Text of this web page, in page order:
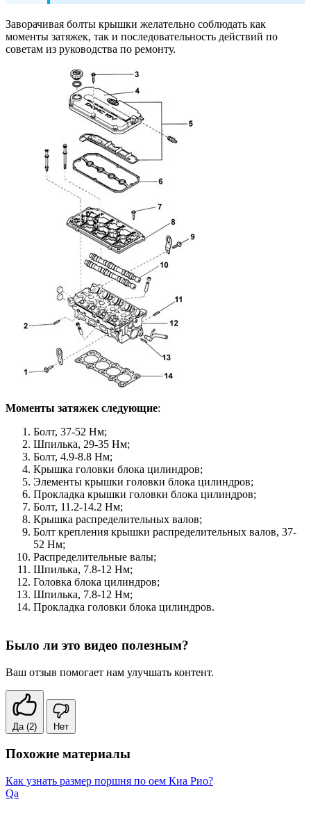
Заворачивая болты крышки желательно соблюдать как
моменты затяжек, так и последовательность действий по
советам из руководства по ремонту.
Моменты затяжек следующие:
Болт, 37-52 Нм;
Шпилька, 29-35 Нм;
Болт, 4.9-8.8 Нм;
Крышка головки блока цилиндров;
Элементы крышки головки блока цилиндров;
Прокладка крышки головки блока цилиндров;
Болт, 11.2-14.2 Нм;
Крышка распределительных валов;
Болт крепления крышки распределительных валов, 37-
52 Нм;
Распределительные валы;
Шпилька, 7.8-12 Нм;
Головка блока цилиндров;
Шпилька, 7.8-12 Нм;
Прокладка головки блока цилиндров.
Было ли это видео полезным?
Ваш отзыв помогает нам улучшать контент.
Да (2) Нет
Похожие материалы
Как узнать размер поршня по оем Киа Рио?
Qa